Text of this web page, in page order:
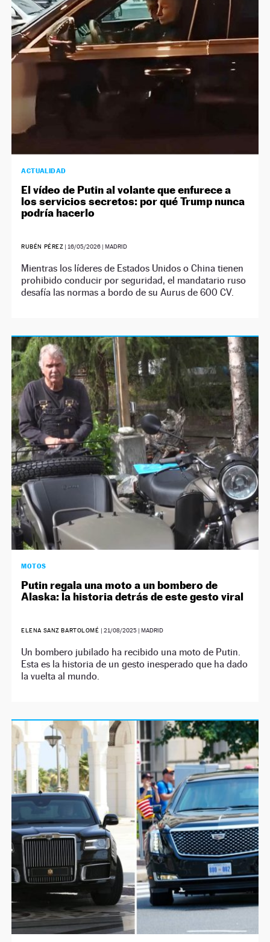
NEWSLETTER
SÍGUENOS
ACTUALIDAD
El vídeo de Putin al volante que enfurece a
los servicios secretos: por qué Trump nunca
podría hacerlo
RUBÉN PÉREZ | 16/05/2026 | MADRID
Mientras los líderes de Estados Unidos o China tienen
prohibido conducir por seguridad, el mandatario ruso
desafía las normas a bordo de su Aurus de 600 CV.
MOTOS
Putin regala una moto a un bombero de
Alaska: la historia detrás de este gesto viral
ELENA SANZ BARTOLOMÉ | 21/08/2025| MADRID
Un bombero jubilado ha recibido una moto de Putin.
Esta es la historia de un gesto inesperado que ha dado
la vuelta al mundo.